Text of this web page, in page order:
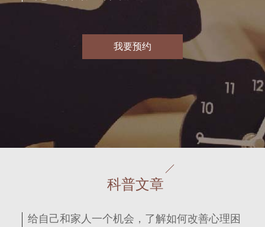
我要预约
科普文章
给自己和家人一个机会，了解如何改善心理困